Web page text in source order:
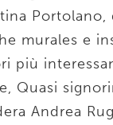
murales e
più
Quasi
Andrea